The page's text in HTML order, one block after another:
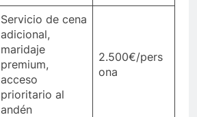
Servicio de cena
adicional,
maridaje
premium,
acceso
prioritario al
andén
2.500€/pers
ona